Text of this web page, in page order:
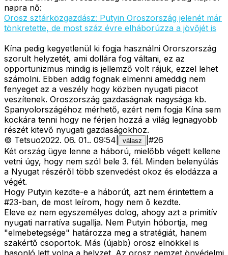
napra nő:
Orosz sztárközgazdász: Putyin Oroszország jelenét már
tönkretette, de most száz évre elháborúzza a jövőjét is
Kína pedig kegyetlenül ki fogja használni Ororszország
szorult helyzetét, ami dollára fog váltani, ez az
opportunizmus mindig is jellemző volt rájuk, ezzel lehet
számolni. Ebben addig fognak elmenni ameddig nem
fenyeget az a veszély hogy közben nyugati piacot
veszítenek. Oroszország gazdaságnak nagysága kb.
Spanyolországéhoz mérhető, ezért nem fogja Kína sem
kockára tenni hogy ne férjen hozzá a világ legnagyobb
részét kitevő nyugati gazdaságokhoz.
© Tetsuo2022. 06. 01.. 09:54 válasz #26
Két ország ügye lenne a háború, mielőbb végett kellene
vetni úgy, hogy nem szól bele 3. fél. Minden belenyúlás
a Nyugat részéről több szenvedést okoz és elodázza a
végét.
Hogy Putyin kezdte-e a háborút, azt nem érintettem a
#23-ban, de most leírom, hogy nem ő kezdte.
Eleve ez nem egyszemélyes dolog, ahogy azt a primitív
nyugati narratíva sugallja. Nem Putyin hóbortja, meg
"elmebetegsége" határozza meg a stratégiát, hanem
szakértő csoportok. Más (újabb) orosz elnökkel is